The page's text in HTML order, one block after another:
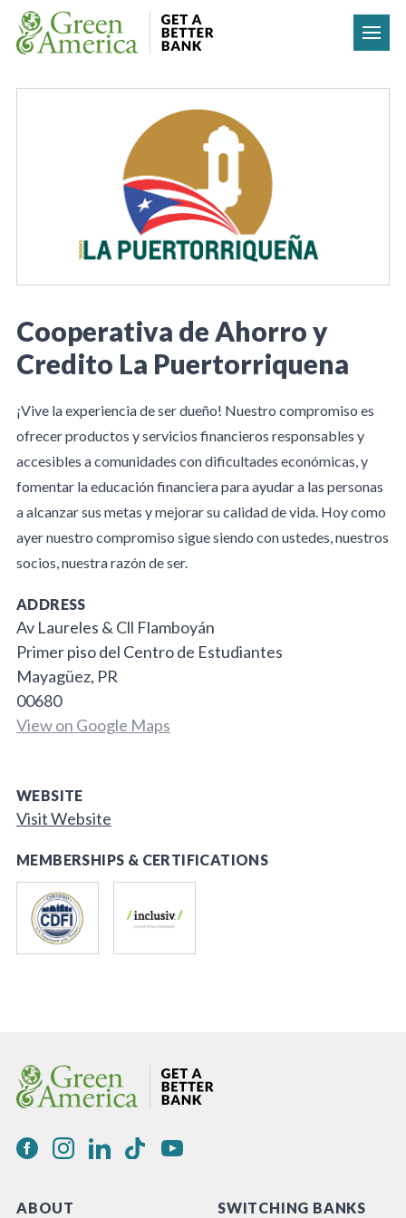
Skip to content
Cooperativa de Ahorro y
Credito La Puertorriquena
¡Vive la experiencia de ser dueño! Nuestro compromiso es
ofrecer productos y servicios financieros responsables y
accesibles a comunidades con dificultades económicas, y
fomentar la educación financiera para ayudar a las personas
a alcanzar sus metas y mejorar su calidad de vida. Hoy como
ayer nuestro compromiso sigue siendo con ustedes, nuestros
socios, nuestra razón de ser.
ADDRESS
Av Laureles & Cll Flamboyán
Primer piso del Centro de Estudiantes
Mayagüez, PR
00680
View on Google Maps
WEBSITE
Visit Website
MEMBERSHIPS & CERTIFICATIONS
ABOUT SWITCHING BANKS